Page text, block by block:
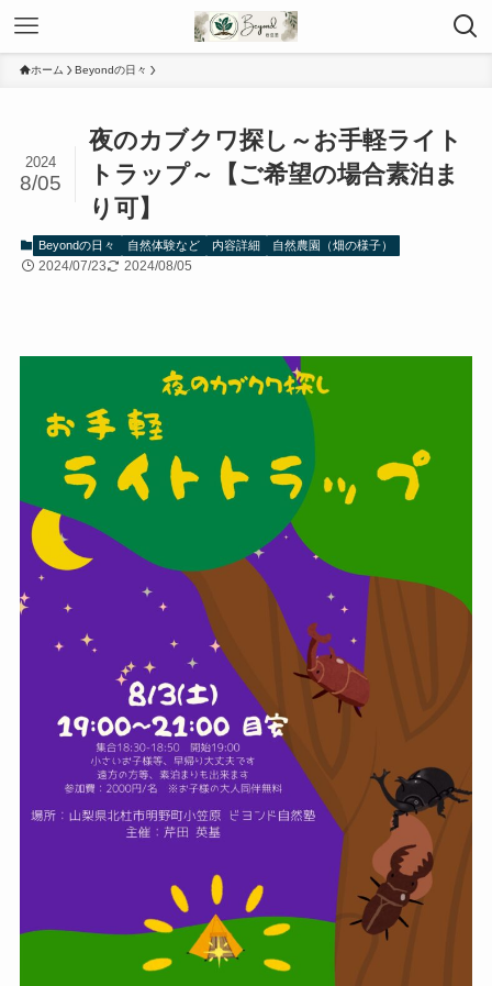
ホーム Beyondの日々
夜のカブクワ探し～お手軽ライト
トラップ～【ご希望の場合素泊ま
り可】
2024
8/05
Beyondの日々 自然体験など 内容詳細 自然農園（畑の様子）
2024/07/23 2024/08/05